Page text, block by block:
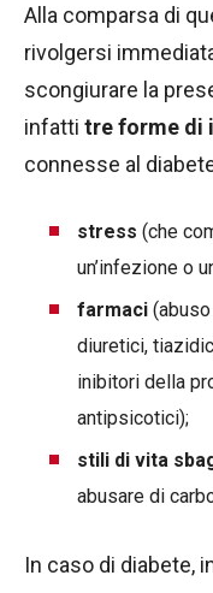
Alla comparsa di
rivolgersi
scongiurare la
infatti tre forme di
connesse al
stress (che
un’infezione o
farmaci
diuretici,
inibitori della
antipsicotici);
stili di vita
abusare di
In caso di diabete,